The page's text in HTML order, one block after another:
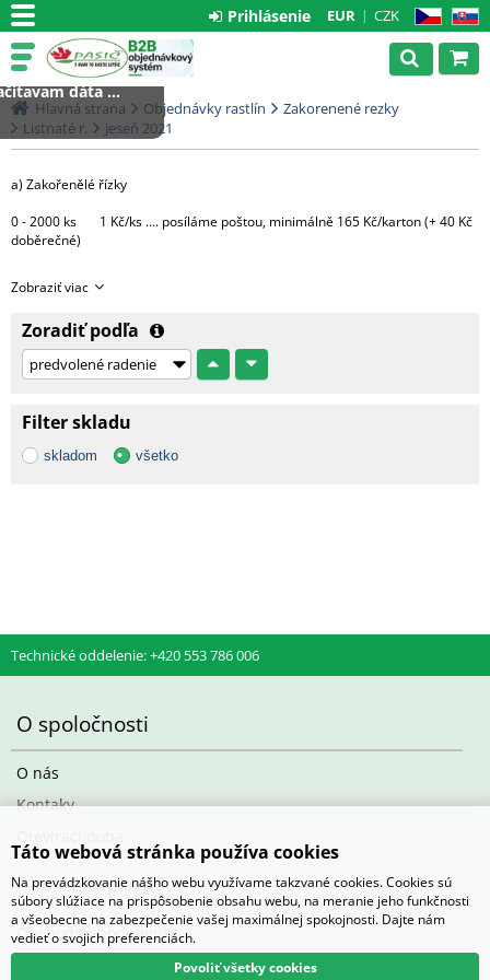
CZ SK
EUR CZK
Prihlásenie
Hlavná strana Objednávky rastlín
Zakorenené rezky
Listnaté r.
Jeseň 2021
a) Zakořenělé řízky
0 - 2000 ks 1 Kč/ks .... posíláme poštou, minimálně 165 Kč/karton (+ 40 Kč
doběrečné)
Každá další započatá paleta + 3000 Kč
Morava - 1 CC ....... 500 Kč + DPH
Čechy, Slovensko - doprava na dotaz
1-4 balení 140 Kč
5-8 balení 280 Kč
21 a více balení 780 Kč
Zobraziť viac
Zoradiť podľa
Filter skladu
skladom všetko
Technické oddelenie: +420 553 786 006
O spoločnosti
O nás
Kontaky
Ako nakupovať
Obchodné podmienky
Táto webová stránka používa cookies
Na prevádzkovanie nášho webu využívame takzvané cookies. Cookies sú
súbory slúžiace na prispôsobenie obsahu webu, na meranie jeho funkčnosti
a všeobecne na zabezpečenie vašej maximálnej spokojnosti. Dajte nám
vedieť o svojich preferenciách.
Povoliť všetky cookies
dáta ...